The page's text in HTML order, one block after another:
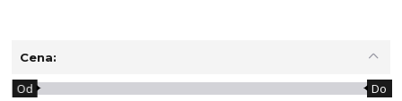
Cena:
Od Do